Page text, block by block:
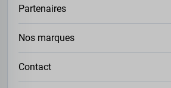
Partenaires
Nos marques
Contact